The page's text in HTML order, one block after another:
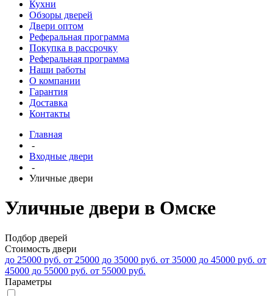
Кухни
Обзоры дверей
Двери оптом
Реферальная программа
Покупка в рассрочку
Реферальная программа
Наши работы
О компании
Гарантия
Доставка
Контакты
Главная
-
Входные двери
-
Уличные двери
Уличные двери в Омске
Подбор дверей
Стоимость двери
до 25000 руб. от 25000 до 35000 руб. от 35000 до 45000 руб. от
45000 до 55000 руб. от 55000 руб.
Параметры